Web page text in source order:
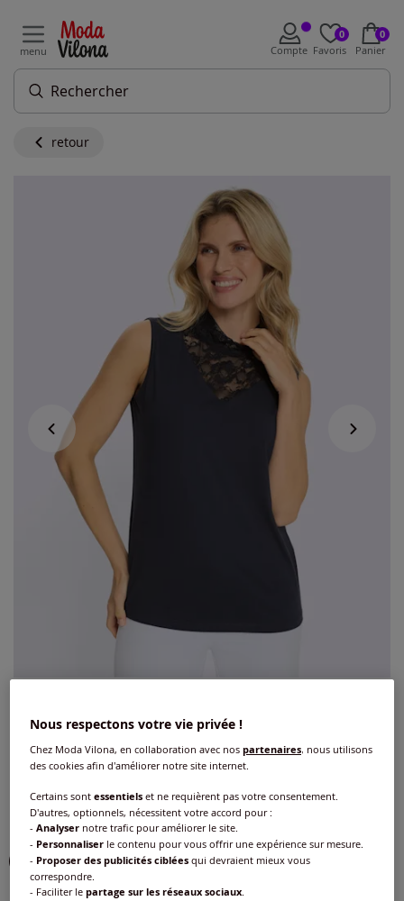
menu Compte
0
Favoris
0
Panier
retour
Débardeur superbe empiècement en
dentelle
Réf : 453.018.019 4/ 5-
Couleur :marine
Choisir une couleur :
Nous respectons votre vie privée !
Chez Moda Vilona, en collaboration avec nospartenaires, nous utilisons
des cookies afin d'améliorer notre site internet.
Certains sontessentiels et ne requièrent pas votre consentement.
D'autres, optionnels, nécessitent votre accord pour :
-Analyser notre trafic pour améliorer le site.
- Personnaliser le contenu pour vous offrir une expérience sur mesure.
- Proposer des publicités ciblées qui devraient mieux vous
correspondre.
- Faciliter lepartage sur les réseaux sociaux.